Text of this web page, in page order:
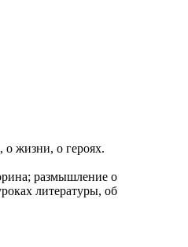
о жизни, о героях.
размышление о
литературы, об